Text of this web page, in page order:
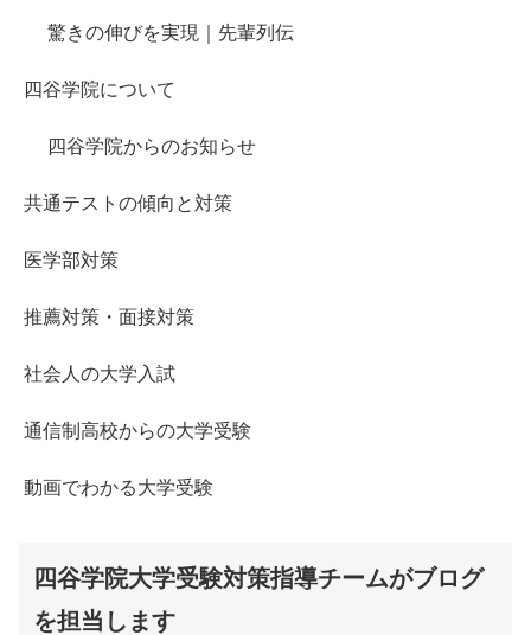
驚きの伸びを実現｜先輩列伝
四谷学院について
四谷学院からのお知らせ
共通テストの傾向と対策
医学部対策
推薦対策・面接対策
社会人の大学入試
通信制高校からの大学受験
動画でわかる大学受験
四谷学院大学受験対策指導チームがブログ
を担当します